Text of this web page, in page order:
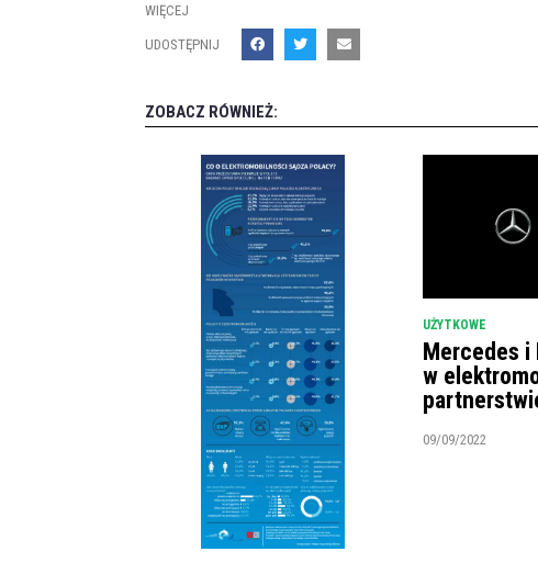
WIĘCEJ
UDOSTĘPNIJ
ZOBACZ RÓWNIEŻ:
UŻYTKOWE
Mercedes i
w
09/09/2022